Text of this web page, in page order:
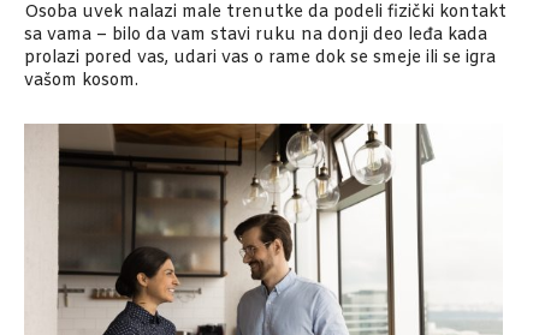
Osoba uvek nalazi male trenutke da podeli fizički kontakt
sa vama – bilo da vam stavi ruku na donji deo leđa kada
prolazi pored vas, udari vas o rame dok se smeje ili se igra
vašom kosom.